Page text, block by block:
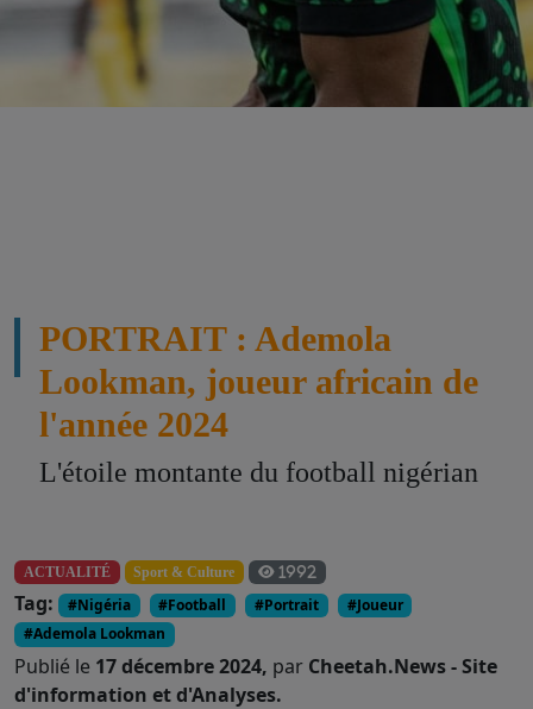
PORTRAIT : Ademola
Lookman, joueur africain de
l'année 2024
L'étoile montante du football nigérian
ACTUALITÉ Sport & Culture 1992
Tag: #Nigéria #Football #Portrait
#Joueur
#Ademola Lookman
Publié le 17 décembre 2024, par Cheetah.News - Site
d'information et d'Analyses.